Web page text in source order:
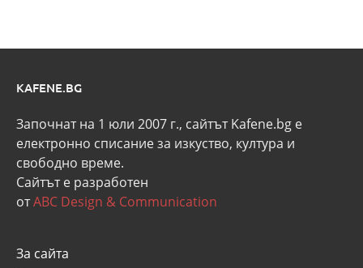
KAFENE.BG
Започнат на 1 юли 2007 г., сайтът Kafene.bg e
eлектронно списание за изкуство, култура и
свободно време.
Сайтът е разработен
отABC Design & Communication
За сайта